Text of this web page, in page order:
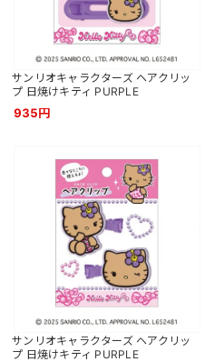
サンリオキャラクターズ ヘアクリッ
プ 日焼けキティ PURPLE
935円
サンリオキャラクターズ ヘアクリッ
プ 日焼けキティ PURPLE